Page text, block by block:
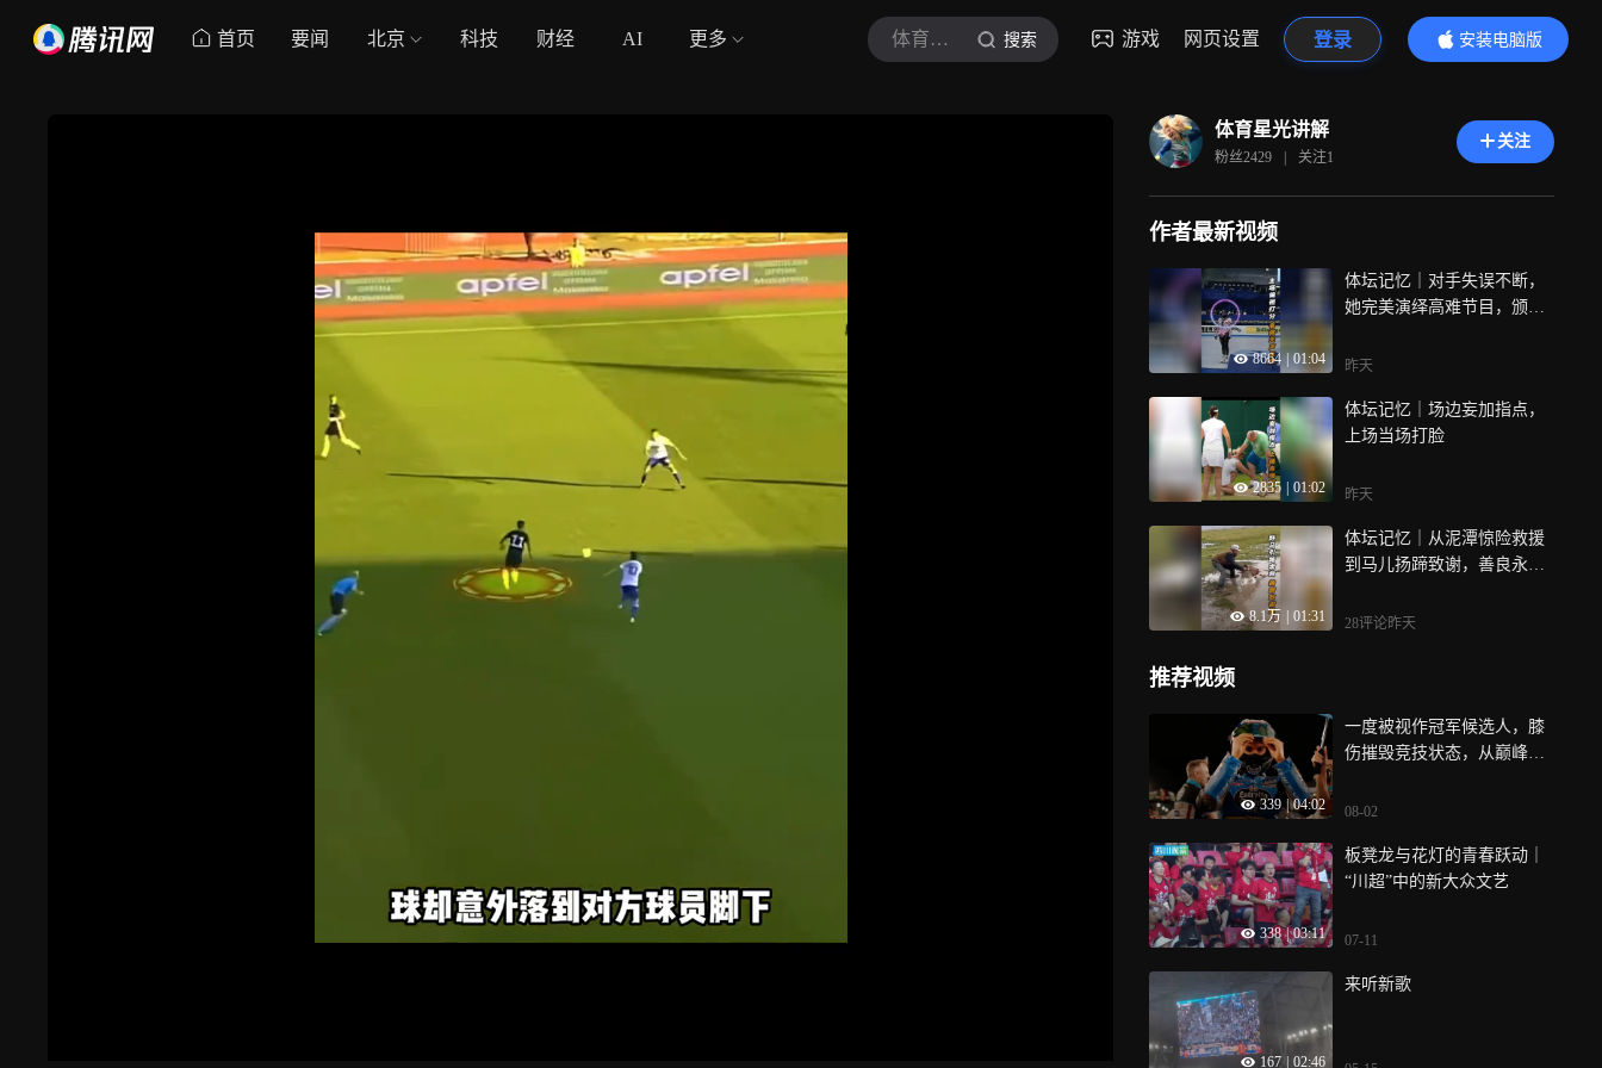
首页 要闻 北京 科技 财经 AI 更多 体育星光讲解 搜索 游戏 网页设置 登录
安装电脑版
内容更精彩
体育星光讲解
粉丝2429 | 关注1
关注
作者最新视频
8664 | 01:04
体坛记忆｜对手失误不断，
她完美演绎高难节目，颁奖
昨天
2835 01:02
体坛记忆｜场边妄加指点，
上场当场打脸
昨天
8.1万 01:31
体坛记忆｜从泥潭惊险救援
到马儿扬蹄致谢，善良永远
28评论昨天
推荐视频
339 04:02
一度被视作冠军候选人，膝
伤摧毁竞技状态，从巅峰一
忆
08-02
338 | 03:11
板凳龙与花灯的青春跃动｜
“川超”中的新大众文艺
07-11
167 02:46
来听新歌